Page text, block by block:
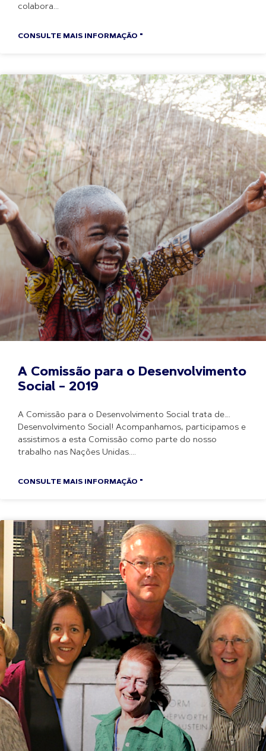
colabora
CONSULTE MAIS INFORMAÇÃO "
A Comissão para o Desenvolvimento
Social – 2019
A Comissão para o Desenvolvimento Social trata de….
Desenvolvimento Social! Acompanhamos, participamos e
assistimos a esta Comissão como parte do nosso
trabalho nas Nações Unidas.
CONSULTE MAIS INFORMAÇÃO "